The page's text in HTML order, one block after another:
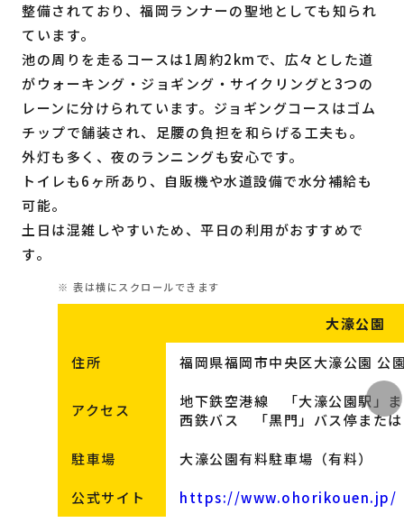
整備されており、福岡ランナーの聖地としても知られ
ています。
池の周りを走るコースは1周約2kmで、広々とした道
がウォーキング・ジョギング・サイクリングと3つの
レーンに分けられています。ジョギングコースはゴム
チップで舗装され、足腰の負担を和らげる工夫も。
外灯も多く、夜のランニングも安心です。
トイレも6ヶ所あり、自販機や水道設備で水分補給も
可能。
土日は混雑しやすいため、平日の利用がおすすめで
す。
大濠公園
住所 福岡県福岡市中央区大濠公園 公
アクセス
地下鉄空港線 「大濠公園駅」
西鉄バス 「黒門」バス停また
駐車場 大濠公園有料駐車場（有料）
公式サイト https://www.ohorikouen.jp/